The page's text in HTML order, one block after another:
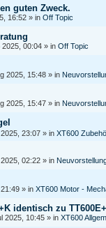
guten Zweck.
16:52 » in Off Topic
2025, 00:04 » in Off Topic
2025, 15:48 » in
2025, 15:47 » in
23:07 » in XT600
02:22 » in
» in XT600 Motor -
identisch zu
2025, 10:45 » in XT600